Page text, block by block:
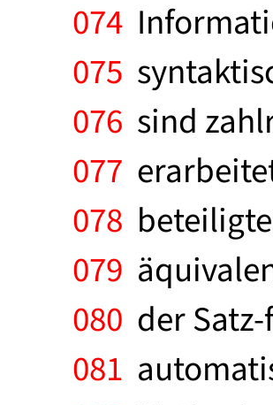
074
075
076 sind
077
078
079
080 der
081